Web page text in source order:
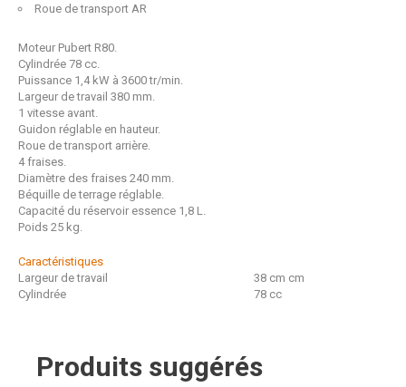
Roue de transport AR
Caractéristiques
Largeur de travail
38 cm cm
Cylindrée
78 cc
Moteur Pubert R80.
Cylindrée 78 cc.
Puissance 1,4 kW à 3600 tr/min.
Largeur de travail 380 mm.
1 vitesse avant.
Guidon réglable en hauteur.
Roue de transport arrière.
4 fraises.
Diamètre des fraises 240 mm.
Béquille de terrage réglable.
Capacité du réservoir essence 1,8 L.
Poids 25 kg.
Produits suggérés